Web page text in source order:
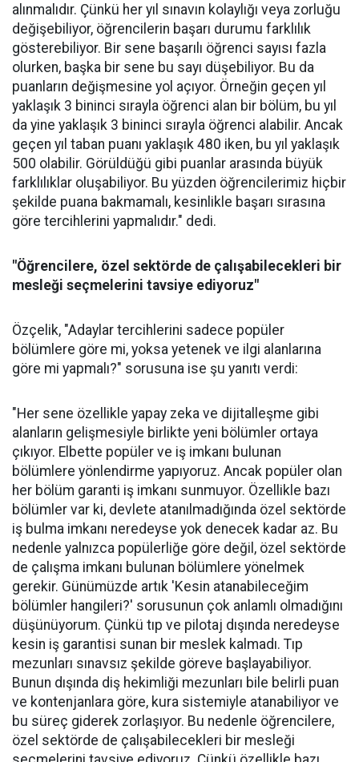
alınmalıdır. Çünkü her yıl sınavın kolaylığı veya zorluğu
değişebiliyor, öğrencilerin başarı durumu farklılık
gösterebiliyor. Bir sene başarılı öğrenci sayısı fazla
olurken, başka bir sene bu sayı düşebiliyor. Bu da
puanların değişmesine yol açıyor. Örneğin geçen yıl
yaklaşık 3 bininci sırayla öğrenci alan bir bölüm, bu yıl
da yine yaklaşık 3 bininci sırayla öğrenci alabilir. Ancak
geçen yıl taban puanı yaklaşık 480 iken, bu yıl yaklaşık
500 olabilir. Görüldüğü gibi puanlar arasında büyük
farklılıklar oluşabiliyor. Bu yüzden öğrencilerimiz hiçbir
şekilde puana bakmamalı, kesinlikle başarı sırasına
göre tercihlerini yapmalıdır." dedi.
"Öğrencilere, özel sektörde de çalışabilecekleri bir
mesleği seçmelerini tavsiye ediyoruz"
Özçelik, "Adaylar tercihlerini sadece popüler
bölümlere göre mi, yoksa yetenek ve ilgi alanlarına
göre mi yapmalı?" sorusuna ise şu yanıtı verdi:
"Her sene özellikle yapay zeka ve dijitalleşme gibi
alanların gelişmesiyle birlikte yeni bölümler ortaya
çıkıyor. Elbette popüler ve iş imkanı bulunan
bölümlere yönlendirme yapıyoruz. Ancak popüler olan
her bölüm garanti iş imkanı sunmuyor. Özellikle bazı
bölümler var ki, devlete atanılmadığında özel sektörde
iş bulma imkanı neredeyse yok denecek kadar az. Bu
nedenle yalnızca popülerliğe göre değil, özel sektörde
de çalışma imkanı bulunan bölümlere yönelmek
gerekir. Günümüzde artık 'Kesin atanabileceğim
bölümler hangileri?' sorusunun çok anlamlı olmadığını
düşünüyorum. Çünkü tıp ve pilotaj dışında neredeyse
kesin iş garantisi sunan bir meslek kalmadı. Tıp
mezunları sınavsız şekilde göreve başlayabiliyor.
Bunun dışında diş hekimliği mezunları bile belirli puan
ve kontenjanlara göre, kura sistemiyle atanabiliyor ve
bu süreç giderek zorlaşıyor. Bu nedenle öğrencilere,
özel sektörde de çalışabilecekleri bir mesleği